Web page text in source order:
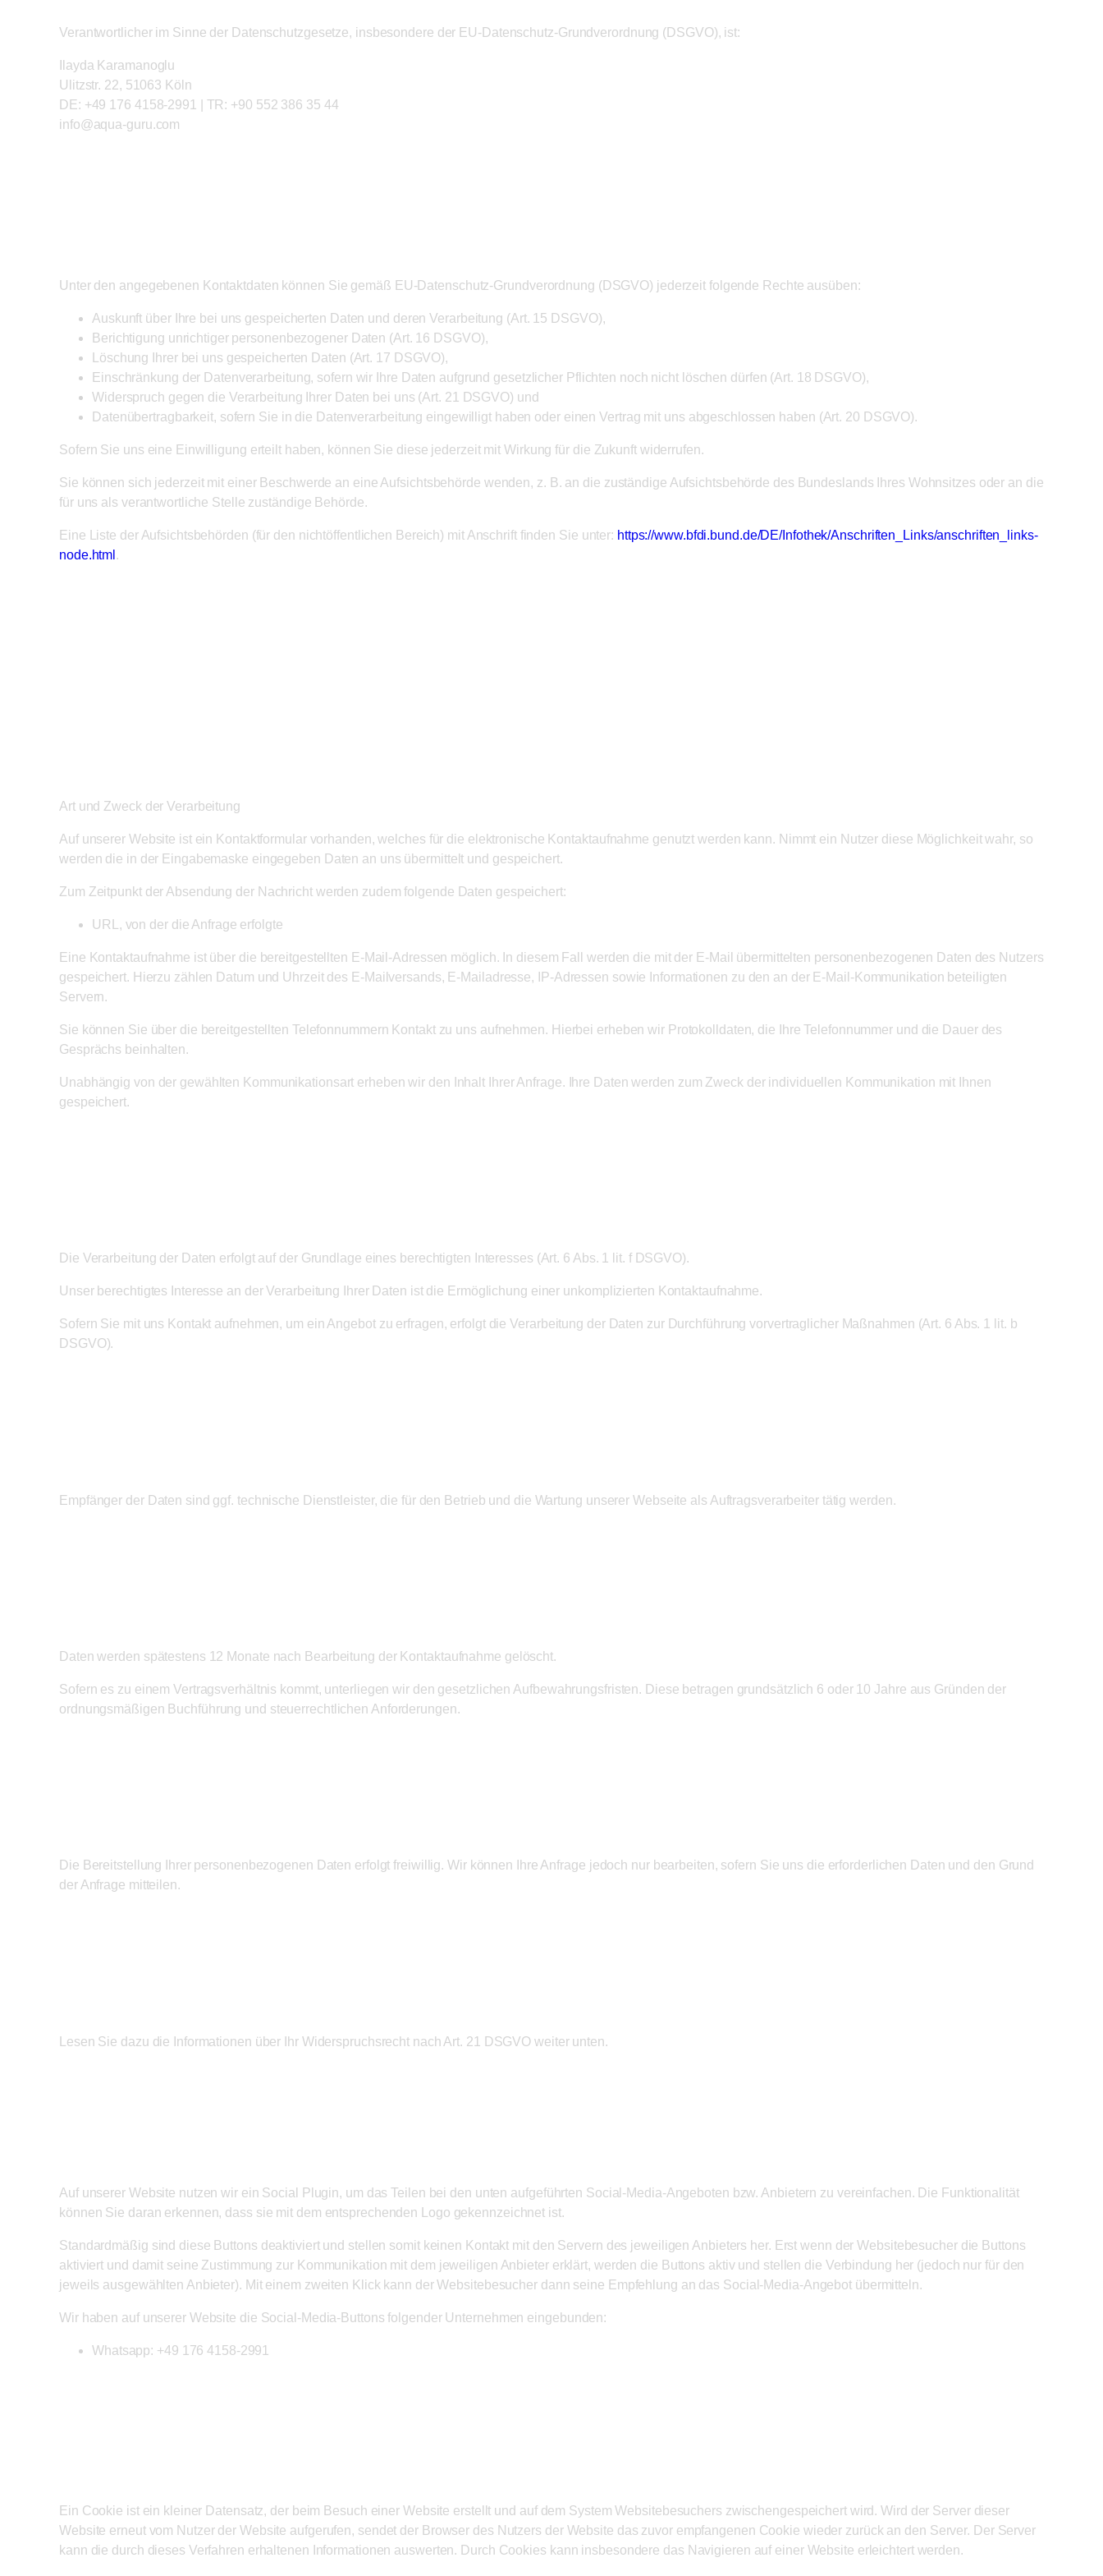
Verantwortlicher im Sinne der Datenschutzgesetze, insbesondere der EU-Datenschutz-Grundverordnung (DSGVO), ist:
Ilayda Karamanoglu
Ulitzstr. 22, 51063 Köln
DE: +49 176 4158-2991 | TR: +90 552 386 35 44
info@aqua-guru.com
Unter den angegebenen Kontaktdaten können Sie gemäß EU-Datenschutz-Grundverordnung (DSGVO) jederzeit folgende Rechte ausüben:
Auskunft über Ihre bei uns gespeicherten Daten und deren Verarbeitung (Art. 15 DSGVO),
Berichtigung unrichtiger personenbezogener Daten (Art. 16 DSGVO),
Löschung Ihrer bei uns gespeicherten Daten (Art. 17 DSGVO),
Einschränkung der Datenverarbeitung, sofern wir Ihre Daten aufgrund gesetzlicher Pflichten noch nicht löschen dürfen (Art. 18 DSGVO),
Widerspruch gegen die Verarbeitung Ihrer Daten bei uns (Art. 21 DSGVO) und
Datenübertragbarkeit, sofern Sie in die Datenverarbeitung eingewilligt haben oder einen Vertrag mit uns abgeschlossen haben (Art. 20 DSGVO).
Sofern Sie uns eine Einwilligung erteilt haben, können Sie diese jederzeit mit Wirkung für die Zukunft widerrufen.
Sie können sich jederzeit mit einer Beschwerde an eine Aufsichtsbehörde wenden, z. B. an die zuständige Aufsichtsbehörde des Bundeslands Ihres Wohnsitzes oder an die
für uns als verantwortliche Stelle zuständige Behörde.
Eine Liste der Aufsichtsbehörden (für den nichtöffentlichen Bereich) mit Anschrift finden Sie unter: https://www.bfdi.bund.de/DE/Infothek/Anschriften_Links/anschriften_links-
node.html .
Art und Zweck der Verarbeitung
Auf unserer Website ist ein Kontaktformular vorhanden, welches für die elektronische Kontaktaufnahme genutzt werden kann. Nimmt ein Nutzer diese Möglichkeit wahr, so
werden die in der Eingabemaske eingegeben Daten an uns übermittelt und gespeichert.
Zum Zeitpunkt der Absendung der Nachricht werden zudem folgende Daten gespeichert:
URL, von der die Anfrage erfolgte
Eine Kontaktaufnahme ist über die bereitgestellten E-Mail-Adressen möglich. In diesem Fall werden die mit der E-Mail übermittelten personenbezogenen Daten des Nutzers
gespeichert. Hierzu zählen Datum und Uhrzeit des E-Mailversands, E-Mailadresse, IP-Adressen sowie Informationen zu den an der E-Mail-Kommunikation beteiligten
Servern.
Sie können Sie über die bereitgestellten Telefonnummern Kontakt zu uns aufnehmen. Hierbei erheben wir Protokolldaten, die Ihre Telefonnummer und die Dauer des
Gesprächs beinhalten.
Unabhängig von der gewählten Kommunikationsart erheben wir den Inhalt Ihrer Anfrage. Ihre Daten werden zum Zweck der individuellen Kommunikation mit Ihnen
gespeichert.
Die Verarbeitung der Daten erfolgt auf der Grundlage eines berechtigten Interesses (Art. 6 Abs. 1 lit. f DSGVO).
Unser berechtigtes Interesse an der Verarbeitung Ihrer Daten ist die Ermöglichung einer unkomplizierten Kontaktaufnahme.
Sofern Sie mit uns Kontakt aufnehmen, um ein Angebot zu erfragen, erfolgt die Verarbeitung der Daten zur Durchführung vorvertraglicher Maßnahmen (Art. 6 Abs. 1 lit. b
DSGVO).
Empfänger der Daten sind ggf. technische Dienstleister, die für den Betrieb und die Wartung unserer Webseite als Auftragsverarbeiter tätig werden.
Daten werden spätestens 12 Monate nach Bearbeitung der Kontaktaufnahme gelöscht.
Sofern es zu einem Vertragsverhältnis kommt, unterliegen wir den gesetzlichen Aufbewahrungsfristen. Diese betragen grundsätzlich 6 oder 10 Jahre aus Gründen der
ordnungsmäßigen Buchführung und steuerrechtlichen Anforderungen.
Die Bereitstellung Ihrer personenbezogenen Daten erfolgt freiwillig. Wir können Ihre Anfrage jedoch nur bearbeiten, sofern Sie uns die erforderlichen Daten und den Grund
der Anfrage mitteilen.
Lesen Sie dazu die Informationen über Ihr Widerspruchsrecht nach Art. 21 DSGVO weiter unten.
Auf unserer Website nutzen wir ein Social Plugin, um das Teilen bei den unten aufgeführten Social-Media-Angeboten bzw. Anbietern zu vereinfachen. Die Funktionalität
können Sie daran erkennen, dass sie mit dem entsprechenden Logo gekennzeichnet ist.
Standardmäßig sind diese Buttons deaktiviert und stellen somit keinen Kontakt mit den Servern des jeweiligen Anbieters her. Erst wenn der Websitebesucher die Buttons
aktiviert und damit seine Zustimmung zur Kommunikation mit dem jeweiligen Anbieter erklärt, werden die Buttons aktiv und stellen die Verbindung her (jedoch nur für den
jeweils ausgewählten Anbieter). Mit einem zweiten Klick kann der Websitebesucher dann seine Empfehlung an das Social-Media-Angebot übermitteln.
Wir haben auf unserer Website die Social-Media-Buttons folgender Unternehmen eingebunden:
Whatsapp: +49 176 4158-2991
Ein Cookie ist ein kleiner Datensatz, der beim Besuch einer Website erstellt und auf dem System Websitebesuchers zwischengespeichert wird. Wird der Server dieser
Website erneut vom Nutzer der Website aufgerufen, sendet der Browser des Nutzers der Website das zuvor empfangenen Cookie wieder zurück an den Server. Der Server
kann die durch dieses Verfahren erhaltenen Informationen auswerten. Durch Cookies kann insbesondere das Navigieren auf einer Website erleichtert werden.